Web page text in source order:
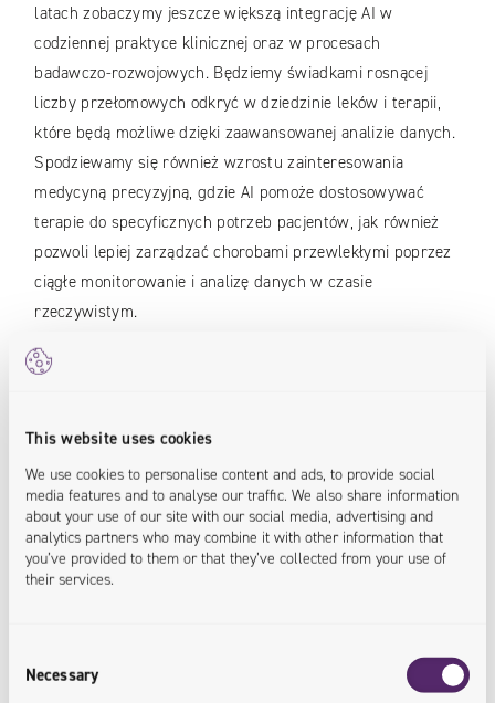
This website uses cookies
We use cookies to personalise content and ads, to provide social
media features and to analyse our traffic. We also share information
about your use of our site with our social media, advertising and
analytics partners who may combine it with other information that
you’ve provided to them or that they’ve collected from your use of
their services.
Selection
Necessary
latach zobaczymy jeszcze większą integrację AI w
codziennej praktyce klinicznej oraz w procesach
badawczo-rozwojowych. Będziemy świadkami rosnącej
liczby przełomowych odkryć w dziedzinie leków i terapii,
które będą możliwe dzięki zaawansowanej analizie danych.
Spodziewamy się również wzrostu zainteresowania
medycyną precyzyjną, gdzie AI pomoże dostosowywać
terapie do specyficznych potrzeb pacjentów, jak również
pozwoli lepiej zarządzać chorobami przewlekłymi poprzez
ciągłe monitorowanie i analizę danych w czasie
rzeczywistym.